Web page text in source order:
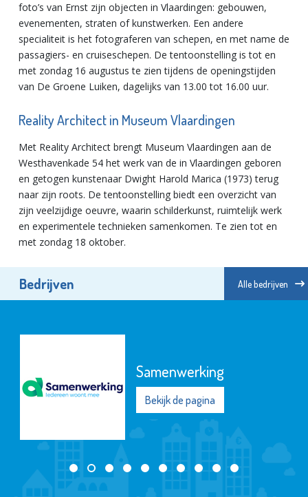
foto’s van Ernst zijn objecten in Vlaardingen: gebouwen,
evenementen, straten of kunstwerken. Een andere
specialiteit is het fotograferen van schepen, en met name de
passagiers- en cruiseschepen. De tentoonstelling is tot en
met zondag 16 augustus te zien tijdens de openingstijden
van De Groene Luiken, dagelijks van 13.00 tot 16.00 uur.
Reality Architect in Museum Vlaardingen
Met Reality Architect brengt Museum Vlaardingen aan de
Westhavenkade 54 het werk van de in Vlaardingen geboren
en getogen kunstenaar Dwight Harold Marica (1973) terug
naar zijn roots. De tentoonstelling biedt een overzicht van
zijn veelzijdige oeuvre, waarin schilderkunst, ruimtelijk werk
en experimentele technieken samenkomen. Te zien tot en
met zondag 18 oktober.
Bedrijven Alle bedrijven
Samenwerking
Bekijk de pagina